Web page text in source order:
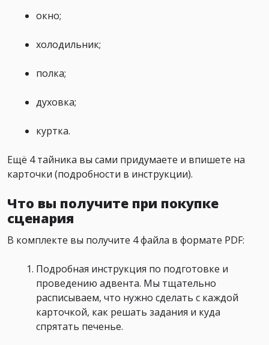
окно;
холодильник;
полка;
духовка;
куртка.
Ещё 4 тайника вы сами придумаете и впишете на
карточки (подробности в инструкции).
Что вы получите при покупке
сценария
В комплекте вы получите 4 файла в формате PDF:
Подробная инструкция по подготовке и
проведению адвента. Мы тщательно
расписываем, что нужно сделать с каждой
карточкой, как решать задания и куда
спрятать печенье.